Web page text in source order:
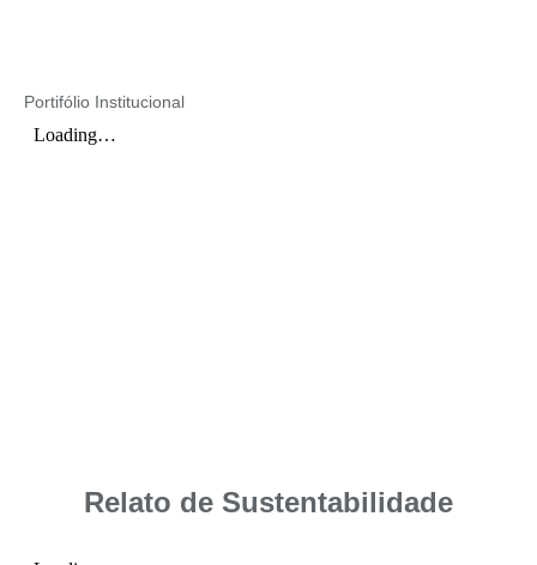
Portifólio Institucional
Relato de Sustentabilidade